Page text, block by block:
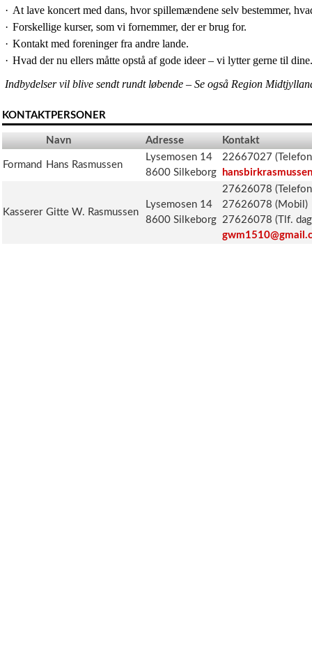
· At lave koncert med dans, hvor spillemændene selv bestemmer,
· Forskellige kurser, som vi fornemmer, der er brug for.
· Kontakt med foreninger fra andre lande.
· Hvad der nu ellers måtte opstå af gode ideer – vi lytter gerne til
Indbydelser vil blive sendt rundt løbende – Se også Region
KONTAKTPERSONER
Navn Adresse Kontakt
Formand Hans Rasmussen
Lysemosen 14
8600 Silkeborg
22667027
Kasserer Gitte W. Rasmussen
Lysemosen 14
8600 Silkeborg
27626078
27626078 (Mobil)
27626078 (Tlf.